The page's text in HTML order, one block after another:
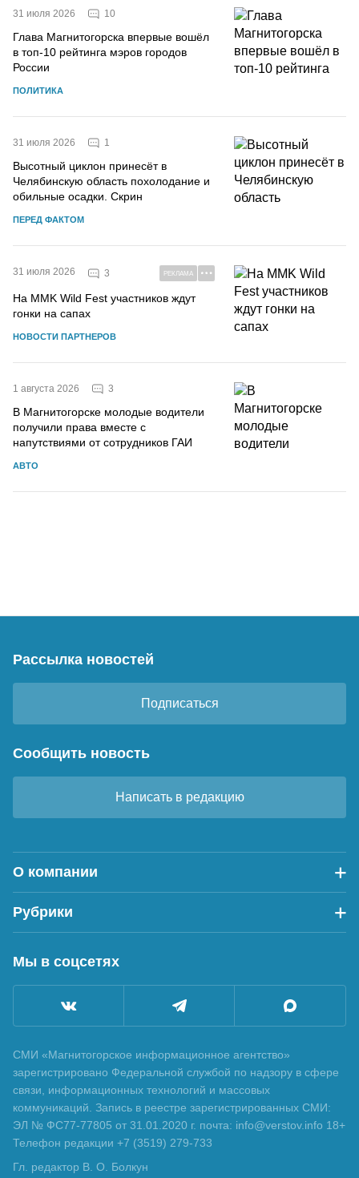
31 июля 2026 10
Глава Магнитогорска впервые вошёл
в топ-10 рейтинга мэров городов
России
ПОЛИТИКА
31 июля 2026 1
Высотный циклон принесёт в
Челябинскую область похолодание и
обильные осадки. Скрин
ПЕРЕД ФАКТОМ
31 июля 2026 3 РЕКЛАМА
На MMK Wild Fest участников ждут
гонки на сапах
НОВОСТИ ПАРТНЕРОВ
1 августа 2026 3
В Магнитогорске молодые водители
получили права вместе с
напутствиями от сотрудников ГАИ
АВТО
Рассылка новостей
Подписаться
Сообщить новость
Написать в редакцию
О компании
Рубрики
Мы в соцсетях
СМИ «Магнитогорское информационное агентство»
зарегистрировано Федеральной службой по надзору в сфере
связи, информационных технологий и массовых
коммуникаций. Запись в реестре зарегистрированных СМИ:
ЭЛ № ФС77-77805 от 31.01.2020 г. почта: info@verstov.info 18+
Телефон редакции +7 (3519) 279-733
Гл. редактор В. О. Болкун